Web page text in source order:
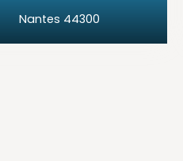
Nantes 44300